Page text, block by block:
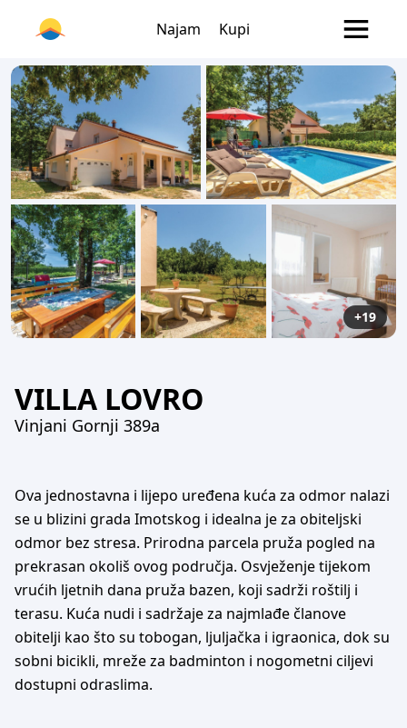
Najam Kupi
+19
VILLA LOVRO
Vinjani Gornji 389a
Ova jednostavna i lijepo uređena kuća za odmor nalazi
se u blizini grada Imotskog i idealna je za obiteljski
odmor bez stresa. Prirodna parcela pruža pogled na
prekrasan okoliš ovog područja. Osvježenje tijekom
vrućih ljetnih dana pruža bazen, koji sadrži roštilj i
terasu. Kuća nudi i sadržaje za najmlađe članove
obitelji kao što su tobogan, ljuljačka i igraonica, dok su
sobni bicikli, mreže za badminton i nogometni ciljevi
dostupni odraslima.